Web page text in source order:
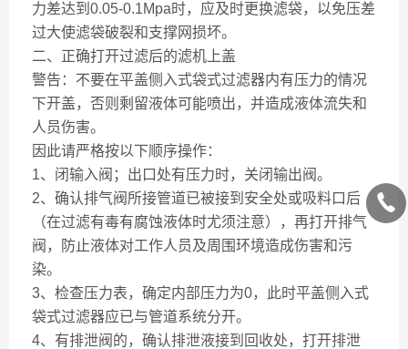
力差达到0.05-0.1Mpa时，应及时更换滤袋，以免压差
过大使滤袋破裂和支撑网损坏。
二、正确打开过滤后的滤机上盖
警告：不要在平盖侧入式袋式过滤器内有压力的情况
下开盖，否则剩留液体可能喷出，并造成液体流失和
人员伤害。
因此请严格按以下顺序操作：
1、闭输入阀；出口处有压力时，关闭输出阀。
2、确认排气阀所接管道已被接到安全处或吸料口后
（在过滤有毒有腐蚀液体时尤须注意），再打开排气
阀，防止液体对工作人员及周围环境造成伤害和污
染。
3、检查压力表，确定内部压力为0，此时平盖侧入式
袋式过滤器应已与管道系统分开。
4、有排泄阀的，确认排泄液接到回收处，打开排泄